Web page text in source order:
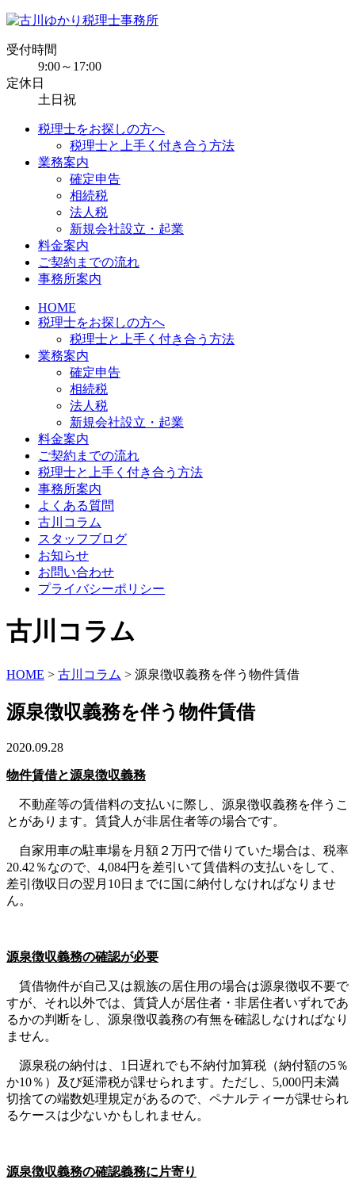
受付時間
9:00～17:00
定休日
土日祝
税理士をお探しの方へ
税理士と上手く付き合う方法
業務案内
確定申告
相続税
法人税
新規会社設立・起業
料金案内
ご契約までの流れ
事務所案内
HOME
税理士をお探しの方へ
税理士と上手く付き合う方法
業務案内
確定申告
相続税
法人税
新規会社設立・起業
料金案内
ご契約までの流れ
税理士と上手く付き合う方法
事務所案内
よくある質問
古川コラム
スタッフブログ
お知らせ
お問い合わせ
プライバシーポリシー
古川コラム
HOME > 古川コラム > 源泉徴収義務を伴う物件賃借
源泉徴収義務を伴う物件賃借
2020.09.28
物件賃借と源泉徴収義務
不動産等の賃借料の支払いに際し、源泉徴収義務を伴うこ
とがあります。賃貸人が非居住者等の場合です。
自家用車の駐車場を月額２万円で借りていた場合は、税率
20.42％なので、4,084円を差引いて賃借料の支払いをして、
差引徴収日の翌月10日までに国に納付しなければなりませ
ん。
源泉徴収義務の確認が必要
賃借物件が自己又は親族の居住用の場合は源泉徴収不要で
すが、それ以外では、賃貸人が居住者・非居住者いずれであ
るかの判断をし、源泉徴収義務の有無を確認しなければなり
ません。
源泉税の納付は、1日遅れでも不納付加算税（納付額の5％
か10％）及び延滞税が課せられます。ただし、5,000円未満
切捨ての端数処理規定があるので、ペナルティーが課せられ
るケースは少ないかもしれません。
源泉徴収義務の確認義務に片寄り